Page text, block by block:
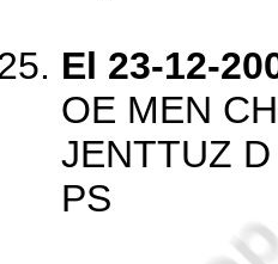
El 23-12-
OE MEN
JENTTUZ
PS